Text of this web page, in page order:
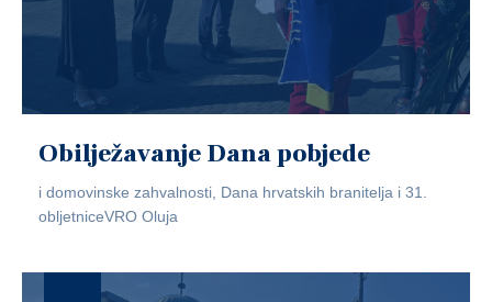
Obilježavanje Dana pobjede
i domovinske zahvalnosti, Dana hrvatskih branitelja i 31.
obljetniceVRO Oluja